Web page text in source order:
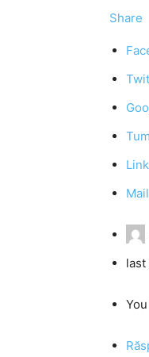
Share
Mail
last